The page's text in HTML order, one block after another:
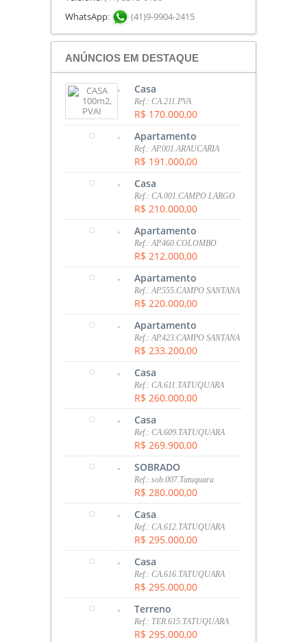
WhatsApp: (41)9-9904-2415
ANÚNCIOS EM DESTAQUE
, Casa
Ref.: CA.211.PVA
R$ 170.000,00
, Apartamento
Ref.: AP.001.ARAUCARIA
R$ 191.000,00
, Casa
Ref.: CA.001.CAMPO LARGO
R$ 210.000,00
, Apartamento
Ref.: AP.460.COLOMBO
R$ 212.000,00
, Apartamento
Ref.: AP.555.CAMPO SANTANA
R$ 220.000,00
, Apartamento
Ref.: AP.423.CAMPO SANTANA
R$ 233.200,00
, Casa
Ref.: CA.611.TATUQUARA
R$ 260.000,00
, Casa
Ref.: CA.609.TATUQUARA
R$ 269.900,00
, SOBRADO
Ref.: sob.007.Tatuquara
R$ 280.000,00
, Casa
Ref.: CA.612.TATUQUARA
R$ 295.000,00
, Casa
Ref.: CA.616.TATUQUARA
R$ 295.000,00
, Terreno
Ref.: TER.615.TATUQUARA
R$ 295.000,00